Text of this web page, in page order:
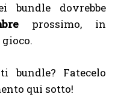
bundle dovrebbe
prossimo, in
bundle? Fatecelo
qui sotto!